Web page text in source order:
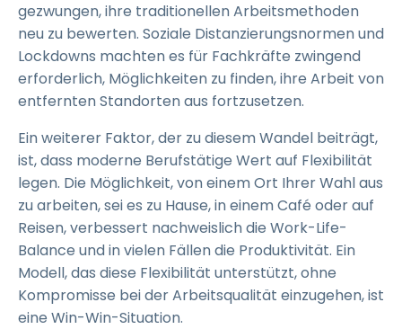
gezwungen, ihre traditionellen Arbeitsmethoden
neu zu bewerten. Soziale Distanzierungsnormen und
Lockdowns machten es für Fachkräfte zwingend
erforderlich, Möglichkeiten zu finden, ihre Arbeit von
entfernten Standorten aus fortzusetzen.
Ein weiterer Faktor, der zu diesem Wandel beiträgt,
ist, dass moderne Berufstätige Wert auf Flexibilität
legen. Die Möglichkeit, von einem Ort Ihrer Wahl aus
zu arbeiten, sei es zu Hause, in einem Café oder auf
Reisen, verbessert nachweislich die Work-Life-
Balance und in vielen Fällen die Produktivität. Ein
Modell, das diese Flexibilität unterstützt, ohne
Kompromisse bei der Arbeitsqualität einzugehen, ist
eine Win-Win-Situation.